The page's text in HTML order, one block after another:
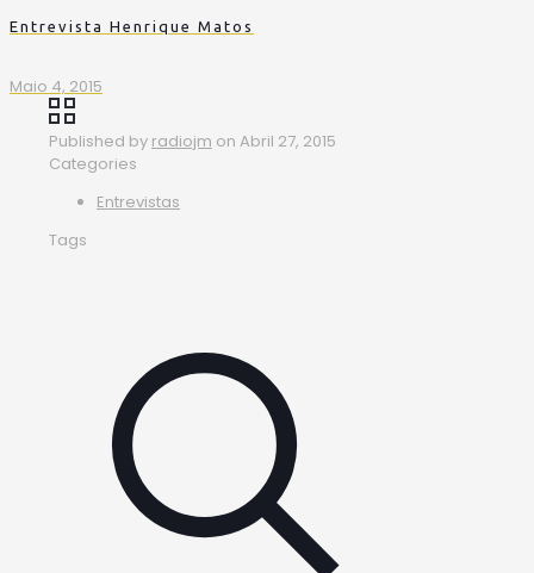
Entrevista Henrique Matos
Maio 4, 2015
Published by radiojm on Abril 27, 2015
Categories
Entrevistas
Tags